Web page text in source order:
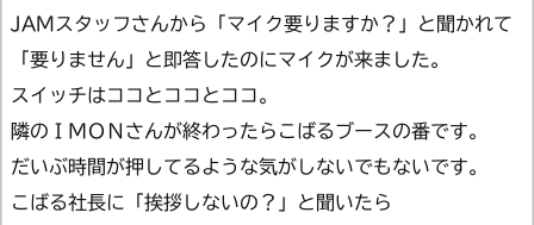
JAMスタッフさんから「マイク要りますか？」と聞かれて
「要りません」と即答したのにマイクが来ました。
スイッチはココとココとココ。
隣のＩＭＯＮさんが終わったらこばるブースの番です。
だいぶ時間が押してるような気がしないでもないです。
こばる社長に「挨拶しないの？」と聞いたら